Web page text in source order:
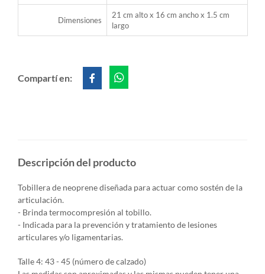
Dimensiones
21 cm alto x 16 cm ancho x 1.5 cm
largo
Compartí en:
Descripción del producto
Tobillera de neoprene diseñada para actuar como sostén de la
articulación.
- Brinda termocompresión al tobillo.
- Indicada para la prevención y tratamiento de lesiones
articulares y/o ligamentarias.
Talle 4: 43 - 45 (número de calzado)